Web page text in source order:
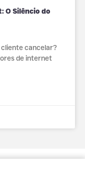
O Silêncio do
cancelar?
de internet